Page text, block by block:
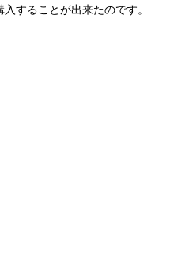
することが出来たのです。